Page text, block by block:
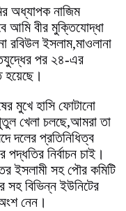
অধ্যাপক নাজিম
আমি বীর মুক্তিযোদ্ধা
রবিউল ইসলাম,মাওলানা
পর ২৪-এর
হয়েছে।
মুখে হাসি ফোটানো
খেলা চলছে,আমরা তা
দলের প্রতিনিধিত্ব
নির্বাচন চাই।
ইসলামী সহ পৌর কমিটি
সহ বিভিন্ন ইউনিটের
নেন।